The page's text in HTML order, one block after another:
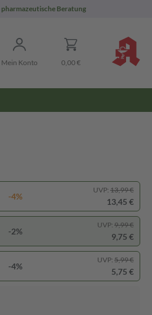
pharmazeutische Beratung
Mein Konto 0,00 €
-4%
UVP: 13,99 €
13,45 €
-2%
UVP: 9,99 €
9,75 €
-4%
UVP: 5,99 €
5,75 €